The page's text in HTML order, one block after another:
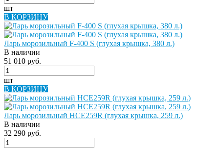
шт
В КОРЗИНУ
Ларь морозильный F-400 S (глухая крышка, 380 л.)
В наличии
51 010 руб.
шт
В КОРЗИНУ
Ларь морозильный HCE259R (глухая крышка, 259 л.)
В наличии
32 290 руб.